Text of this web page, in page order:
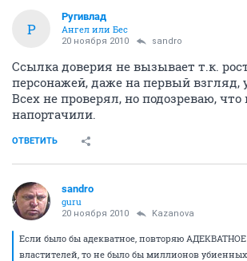
Р
Ругивлад
Ангел или Бес
20 ноября 2010 sandro
Ссылка доверия не вызывает т.к.
персонажей, даже на первый взгляд,
Всех не проверял, но подозреваю,
напортачили.
ОТВЕТИТЬ
sandro
guru
20 ноября 2010 Kazanova
Если было бы адекватное, повторяю
властителей, то не было бы миллионов